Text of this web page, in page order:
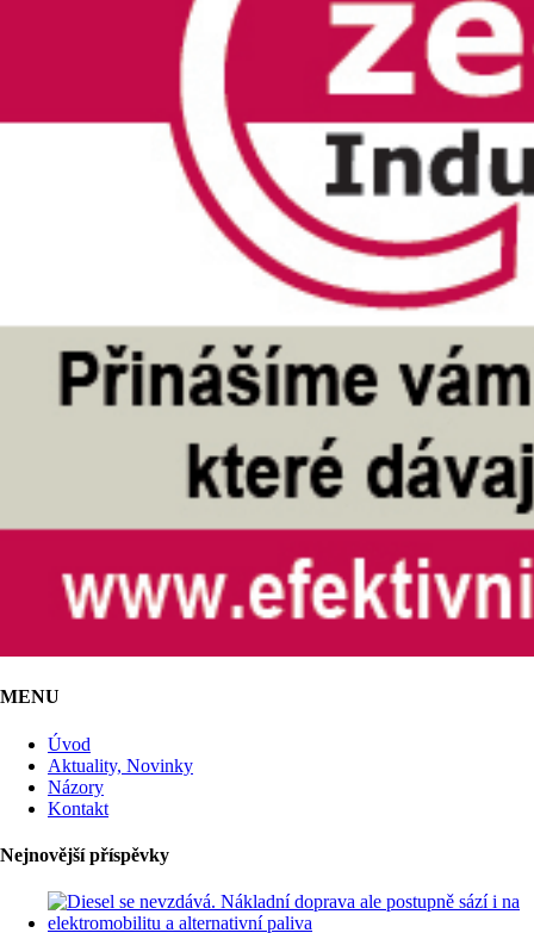
MENU
Úvod
Aktuality, Novinky
Názory
Kontakt
Nejnovější příspěvky